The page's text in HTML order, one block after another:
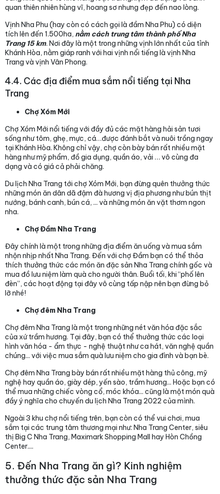
quan thiên nhiên hùng vĩ, hoang sơ nhưng đẹp đến nao lòng.
Vịnh Nha Phu (hay còn có cách gọi là đầm Nha Phu) có diện
tích lên đến 1.500ha, nằm cách trung tâm thành phố Nha
Trang 15 km. Nơi đây là một trong những vịnh lớn nhất của tỉnh
Khánh Hòa, nằm giáp ranh với hai vịnh nổi tiếng là vịnh Nha
Trang và vịnh Vân Phong.
4.4. Các địa điểm mua sắm nổi tiếng tại Nha
Trang
Chợ Xóm Mới
Chợ Xóm Mới nổi tiếng với đầy đủ các mặt hàng hải sản tươi
sống như tôm, ghẹ, mực, cá…được đánh bắt và nuôi trồng ngay
tại Khánh Hòa. Không chỉ vậy, chợ còn bày bán rất nhiều mặt
hàng như mỹ phẩm, đồ gia dụng, quần áo, vải … vô cùng đa
dạng và có giá cả phải chăng.
Du lịch Nha Trang tới chợ Xóm Mới, bạn đừng quên thưởng thức
những món ăn dân dã đậm đà hương vị địa phương như bún thịt
nướng, bánh canh, bún cá, ... và những món ăn vặt thơm ngon
nha.
Chợ Đầm Nha Trang
Đây chính là một trong những địa điểm ăn uống và mua sắm
nhộn nhịp nhất Nha Trang. Đến với chợ Đầm bạn có thể thỏa
thích thưởng thức các món ăn đặc sản Nha Trang chính gốc và
mua đồ lưu niệm làm quà cho người thân. Buổi tối, khi “phố lên
đèn”, các hoạt động tại đây vô cùng tấp nập nên bạn đừng bỏ
lỡ nhé!
Chợ đêm Nha Trang
Chợ đêm Nha Trang là một trong những nét văn hóa đặc sắc
của xứ trầm hương. Tại đây, bạn có thể thưởng thức các loại
hình văn hóa - ẩm thực - nghệ thuật như ca hát, văn nghệ quần
chúng... với việc mua sắm quà lưu niệm cho gia đình và bạn bè.
Chợ đêm Nha Trang bày bán rất nhiều mặt hàng thủ công, mỹ
nghệ hay quần áo, giày dép, yến sào, trầm hương... Hoặc bạn có
thể mua những chiếc vòng cổ, móc khóa... cũng là một món quà
đầy ý nghĩa cho chuyến du lịch Nha Trang 2022 của mình.
Ngoài 3 khu chợ nổi tiếng trên, bạn còn có thể vui chơi, mua
sắm tại các trung tâm thương mại như: Nha Trang Center, siêu
thị Big C Nha Trang, Maximark Shopping Mall hay Hòn Chồng
Center....
5. Đến Nha Trang ăn gì? Kinh nghiệm
thưởng thức đặc sản Nha Trang